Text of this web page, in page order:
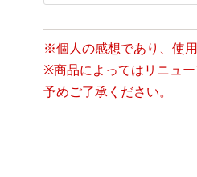
※個人の感想であり、使
※商品によってはリニュー
予めご了承ください。